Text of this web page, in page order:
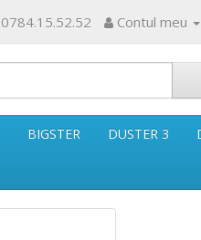
0784.15.52.52 Contul meu
BIGSTER DUSTER 3